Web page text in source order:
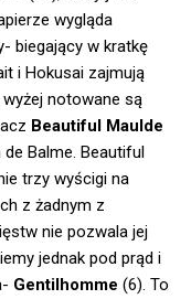
wygląda
biegający w kratkę
i Hokusai zajmują
notowane są
Beautiful Maulde
Balme. Beautiful
trzy wyścigi na
z żadnym z
nie pozwala jej
jednak pod prąd i
Gentilhomme (6). To